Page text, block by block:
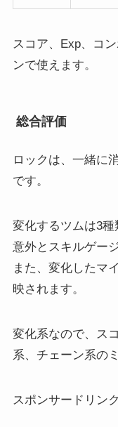
スコア、Exp、コ
ンで使えます。
総合評価
ロックは、一緒に
です。
変化するツムは3種
意外とスキルゲー
また、変化したマ
映されます。
変化系なので、ス
系、チェーン系の
スポンサードリンク